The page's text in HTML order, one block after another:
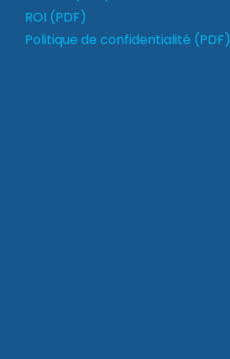
ROI (PDF)
Politique de confidentialité (PDF)